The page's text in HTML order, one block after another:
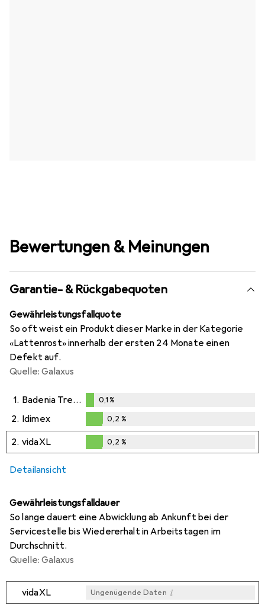
Bewertungen & Meinungen
Garantie- & Rückgabequoten
Gewährleistungsfallquote
So oft weist ein Produkt dieser Marke in der Kategorie
«Lattenrost» innerhalb der ersten 24 Monate einen
Defekt auf.
Quelle: Galaxus
1. Badenia Trendline
%
0,1%
2. Idimex
0,2%
0,2 %
2. vidaXL
0,2%
0,2 %
Detailansicht
Gewährleistungsfalldauer
So lange dauert eine Abwicklung ab Ankunft bei der
Servicestelle bis Wiedererhalt in Arbeitstagen im
Durchschnitt.
Quelle: Galaxus
vidaXL Ungenügende Daten i